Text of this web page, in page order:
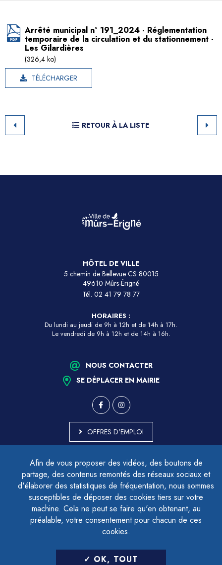
Afin de vous proposer des vidéos, des boutons de
partage, des contenus remontés des réseaux sociaux et
d'élaborer des statistiques de fréquentation, nous sommes
susceptibles de déposer des cookies tiers sur votre
machine. Cela ne peut se faire qu'en obtenant, au
préalable, votre consentement pour chacun de ces
cookies.
OK, TOUT
Arrêté municipal n° 191_2024 - Réglementation
temporaire de la circulation et du stationnement -
Les Gilardières
(326,4 ko)
TÉLÉCHARGER
RETOUR À LA LISTE
HÔTEL DE VILLE
5 chemin de Bellevue CS 80015
49610 Mûrs-Érigné
Tél. 02 41 79 78 77
HORAIRES :
Du lundi au jeudi de 9h à 12h et de 14h à 17h.
Le vendredi de 9h à 12h et de 14h à 16h.
NOUS CONTACTER
SE DÉPLACER EN MAIRIE
OFFRES D'EMPLOI
ACCESSIBILITÉ - PARTIELLEMENT CONFORME
PLAN DU SITE
MENTIONS LÉGALES
CONTACTER LE DÉLÉGUÉ À LA PROTECTION DES DONNÉES
GESTION DES COOKIES
LETTRE D'INFORMATION